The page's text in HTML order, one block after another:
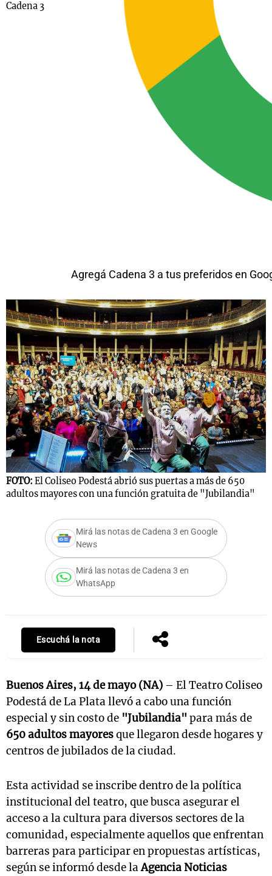
Cadena 3
Agregá Cadena 3 a tus preferidos en
FOTO: El Coliseo Podestá abrió sus puertas a más de 650
adultos mayores con una función gratuita de "Jubilandia"
Mirá las notas de Cadena 3 en Google
News
Mirá las notas de Cadena 3 en
WhatsApp
Escuchá la nota
Buenos Aires, 14 de mayo (NA) – El Teatro Coliseo
Podestá de La Plata llevó a cabo una función
especial y sin costo de "Jubilandia" para más de
650 adultos mayoresque llegaron desde hogares y
centros de jubilados de la ciudad.
Esta actividad se inscribe dentro de la política
institucional del teatro, que busca asegurar el
acceso a la cultura para diversos sectores de la
comunidad, especialmente aquellos que enfrentan
barreras para participar en propuestas artísticas,
según se informó desde laAgencia Noticias